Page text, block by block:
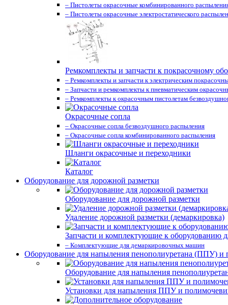
– Пистолеты окрасочные комбинированного
– Пистолеты окрасочные электростатического
Ремкомплекты и запчасти к покрасочному
– Ремкомплекты и запчасти к электрическим
– Запчасти и ремкомплекты к пневматическим
– Ремкомплекты к окрасочным пистолетам
Окрасочные сопла
– Окрасочные сопла безвоздушного распыления
– Окрасочные сопла комбинированного распыления
Шланги окрасочные и переходники
Каталог
Оборудование для дорожной разметки
Оборудование для дорожной разметки
Удаление дорожной разметки (демаркировка)
Запчасти и комплектующие к оборудованию
– Комплектующие для демаркировочных машин
Оборудование для напыления пенополиуретана (ППУ) и
Оборудование для напыления
Установки для напыления ППУ и